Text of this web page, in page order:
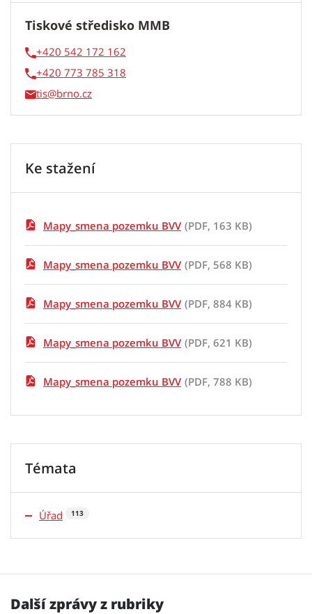
Tiskové středisko MMB
+420 542 172 162
+420 773 785 318
tis
Ke stažení
Mapy_smena pozemku BVV (PDF, 163 KB)
Mapy_smena pozemku BVV (PDF, 568 KB)
Mapy_smena pozemku BVV (PDF, 884 KB)
Mapy_smena pozemku BVV (PDF, 621 KB)
Mapy_smena pozemku BVV (PDF, 788 KB)
Témata
Úřad 113
Další zprávy z rubriky